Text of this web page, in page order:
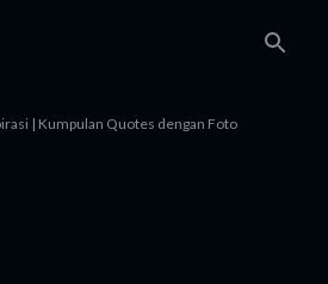
| Kumpulan Quotes dengan Foto